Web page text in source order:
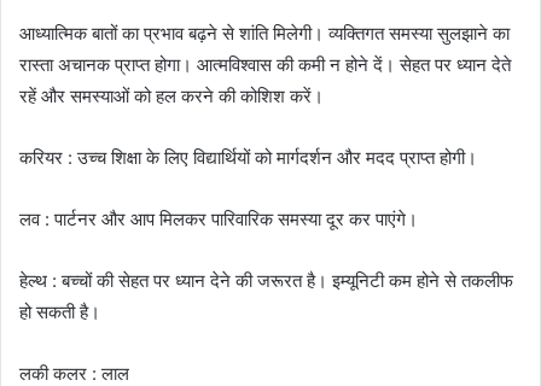
आध्यात्मिक बातों का प्रभाव बढ़ने से शांति मिलेगी। व्यक्तिगत समस्या सुलझाने का
रास्ता अचानक प्राप्त होगा। आत्मविश्वास की कमी न होने दें। सेहत पर ध्यान देते
रहें और समस्याओं को हल करने की कोशिश करें।
करियर : उच्च शिक्षा के लिए विद्यार्थियों को मार्गदर्शन और मदद प्राप्त होगी।
लव : पार्टनर और आप मिलकर पारिवारिक समस्या दूर कर पाएंगे।
हेल्थ : बच्चों की सेहत पर ध्यान देने की जरूरत है। इम्यूनिटी कम होने से तकलीफ
हो सकती है।
लकी कलर : लाल